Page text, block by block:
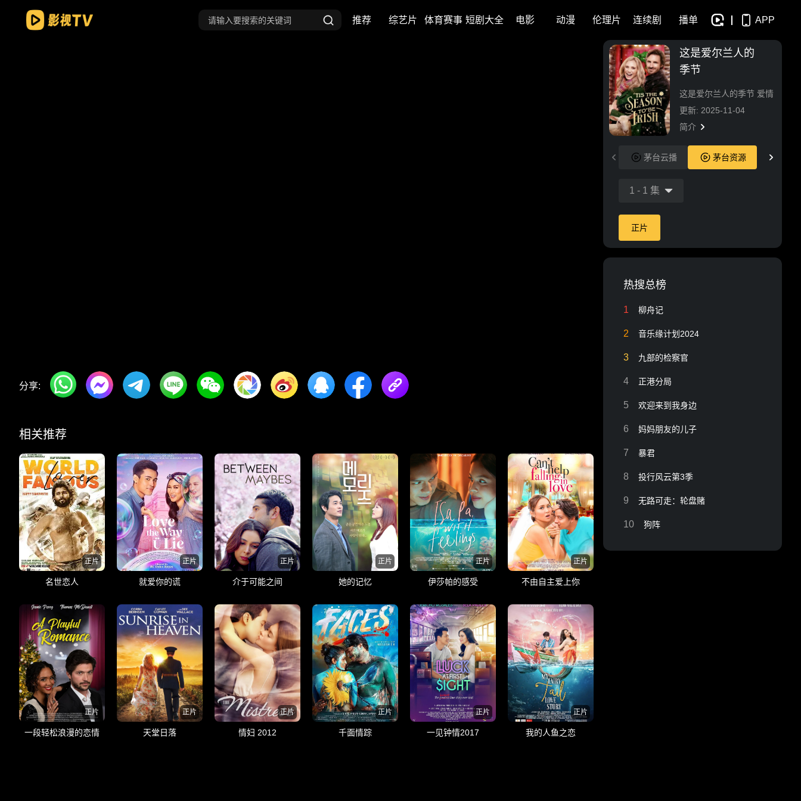
推荐 综艺片 体育赛事 短剧大全 电影 动漫 伦理片 连续剧 播单 APP
分享:
相关推荐
正片
名世恋人
正片
就爱你的谎
正片
介于可能之间
正片
她的记忆
正片
伊莎帕的感受
正片
不由自主爱上你
正片
一段轻松浪漫的恋情
正片
天堂日落
正片
情妇 2012
正片
千面情踪
正片
一见钟情2017
正片
我的人鱼之恋
这是爱尔兰人的
季节
这是爱尔兰人的季节 爱情
更新: 2025-11-04
简介
茅台云播 茅台资源
1 - 1 集
正片
热搜总榜
1 柳舟记
2 音乐缘计划2024
3 九部的检察官
4 正港分局
5 欢迎来到我身边
6 妈妈朋友的儿子
7 暴君
8 投行风云第3季
9 无路可走：轮盘赌
10 狗阵